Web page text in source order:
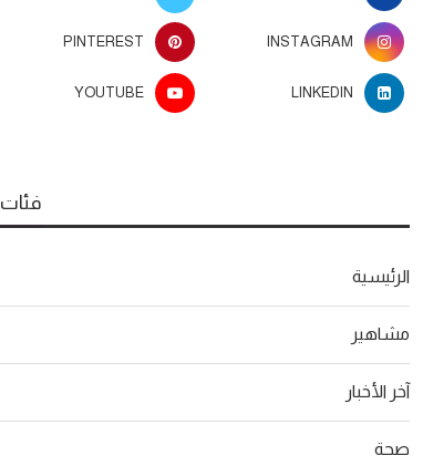
INSTAGRAM
PINTEREST
LINKEDIN
YOUTUBE
فئات
الرئيسية
مشاهير
آخر الأخبار
صحة